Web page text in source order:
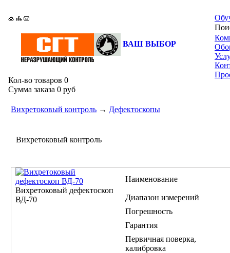
ВАШ ВЫБОР
Кол-во товаров 0
Сумма заказа 0 руб
Вихретоковый контроль → Дефектоскопы
Вихретоковый контроль
Вихретоковый дефектоскоп
ВД-70
Наименование
Диапазон измерений
Погрешность
Гарантия
Первичная поверка,
калибровка